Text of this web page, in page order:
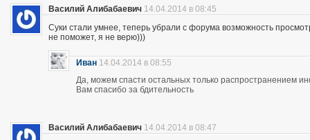
Василий Алибабаевич 14.04.2014 в 08:45
Суки стали умнее, теперь убрали с форума возможность
не поможет, я не верю)))
Иван 14.04.2014 в 08:55
Да, можем спасти остальных только распространением
Вам спасибо за бдительность
Василий Алибабаевич 14.04.2014 в 08:47